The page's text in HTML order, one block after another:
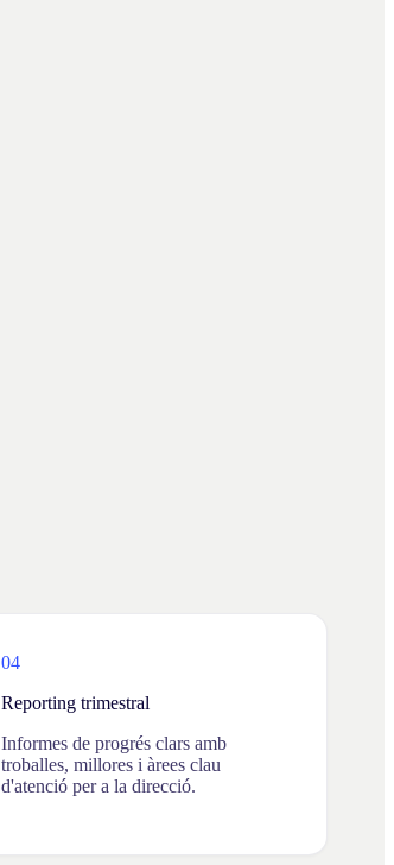
04
Reporting trimestral
Informes de progrés clars amb
troballes, millores i àrees clau
d'atenció per a la direcció.